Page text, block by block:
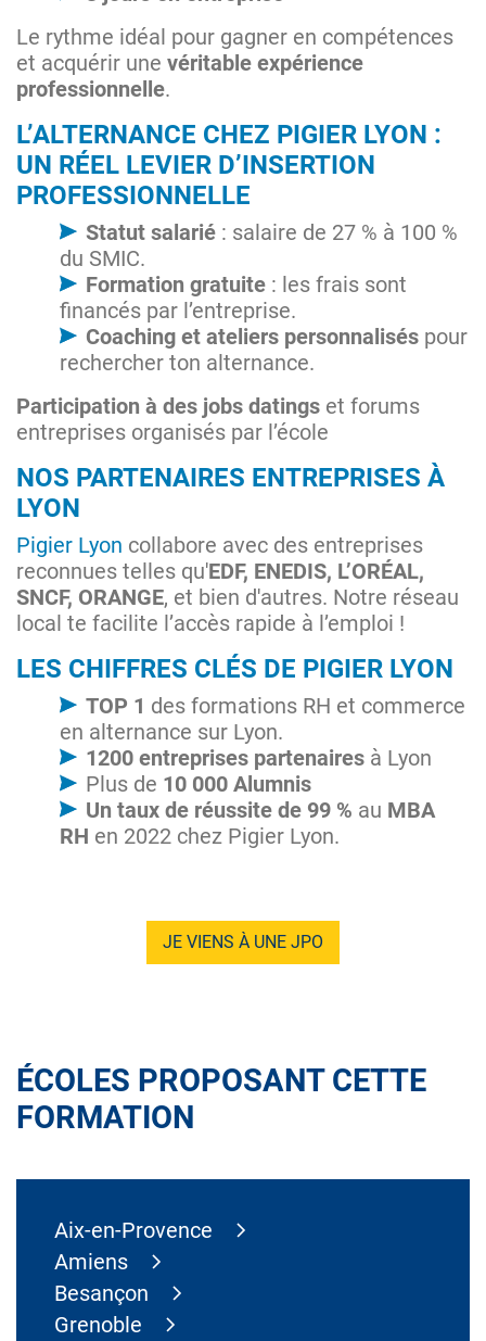
Le rythme idéal pour gagner en compétences
et acquérir une véritable expérience
professionnelle.
L’ALTERNANCE CHEZ PIGIER LYON :
UN RÉEL LEVIER D’INSERTION
PROFESSIONNELLE
Statut salarié : salaire de 27 % à 100 %
du SMIC​.
Formation gratuite : les frais sont
financés par l’entreprise.
Coaching et ateliers personnalisés pour
rechercher ton alternance.
Participation à des jobs datings et forums
entreprises organisés par l’école
NOS PARTENAIRES ENTREPRISES À
LYON
Pigier Lyon collabore avec des entreprises
reconnues telles qu'EDF, ENEDIS, L’ORÉAL,
SNCF, ORANGE, et bien d'autres. Notre réseau
local te facilite l’accès rapide à l’emploi !
LES CHIFFRES CLÉS DE PIGIER LYON
TOP 1 des formations RH et commerce
en alternance sur Lyon​.
1200 entreprises partenaires à Lyon
Plus de 10 000 Alumnis
Un taux de réussite de 99 % au MBA
RH en 2022 chez Pigier Lyon.
JE VIENS À UNE JPO
ÉCOLES PROPOSANT CETTE
FORMATION
Aix-en-Provence
Amiens
Besançon
Grenoble